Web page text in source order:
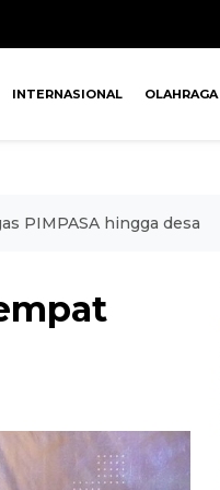
INTERNASIONAL OLAHRAGA
PIMPASA hingga desa